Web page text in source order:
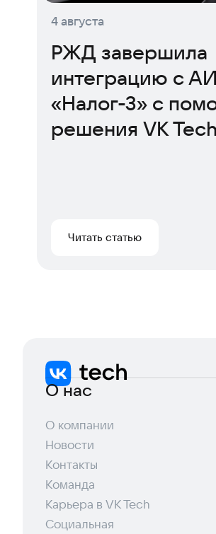
4 августа
РЖД завершила
интеграцию с
«Налог-3» с
решения VK Tech
Читать статью
О нас
О компании
Новости
Контакты
Команда
Карьера в VK Tech
Социальная